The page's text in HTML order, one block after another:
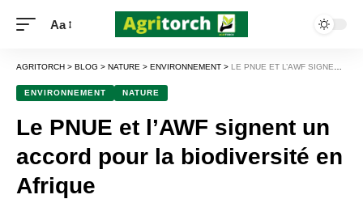
Aa
AGRITORCH > BLOG > NATURE > ENVIRONNEMENT > LE PNUE ET L’AWF SIGNENT UN ACCORD POUR LA BIODIVERSITÉ EN AFRIQUE
ENVIRONNEMENT NATURE
Le PNUE et l’AWF signent un
accord pour la biodiversité en
Afrique